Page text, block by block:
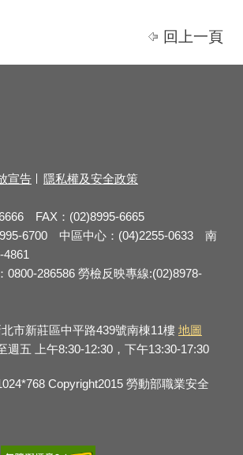
回上一頁
宣告 隱私權及安全政策
FAX：(02)8995-6665
6700 中區中心：(04)2255-0633 南
0800-286586 勞檢反映專線:(02)8978-
市新莊區中平路439號南棟11樓 地圖
週五 上午8:30-12:30，下午13:30-17:30
Copyright2015 勞動部職業安全